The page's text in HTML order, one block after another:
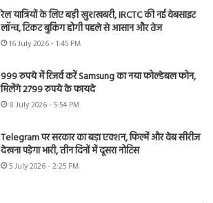
रेल यात्रियों के लिए बड़ी खुशखबरी, IRCTC की नई वेबसाइट
लॉन्च, टिकट बुकिंग होगी पहले से आसान और तेज
16 July 2026 - 1:45 PM
999 रुपये में रिजर्व करें Samsung का नया फोल्डेबल फोन,
मिलेंगे 2799 रुपये के फायदे
8 July 2026 - 5:54 PM
Telegram पर सरकार का बड़ा एक्शन, फिल्में और वेब सीरीज
देखना पड़ेगा भारी, तीन दिनों में दूसरा नोटिस
5 July 2026 - 2:25 PM